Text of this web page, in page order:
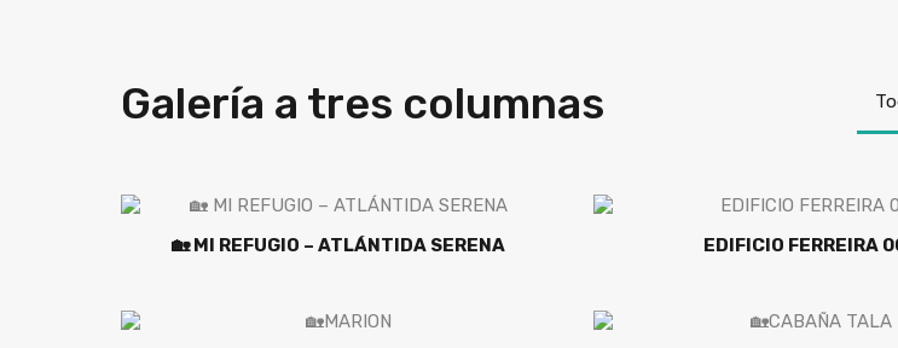
Galería a tres columnas
🏡 MI REFUGIO – ATLÁNTIDA SERENA EDIFICIO FERREIRA